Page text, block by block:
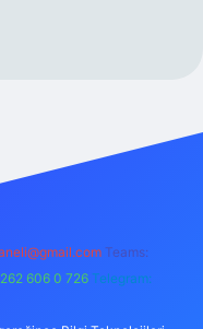
Teams:
606 0 726 Telegram: